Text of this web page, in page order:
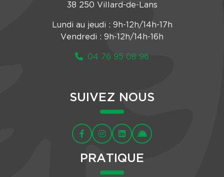
38 250 Villard-de-Lans
Lundi au jeudi : 9h-12h/14h-17h
Vendredi : 9h-12h/14h-16h
04 76 95 08 96
SUIVEZ NOUS
PRATIQUE